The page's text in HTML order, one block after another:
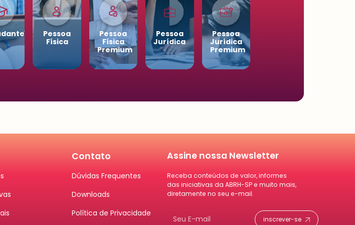
Pessoa
Física
Pessoa
Física
Premium
Pessoa
Jurídica
Pessoa
Jurídica
Premium
Contato
Dúvidas Frequentes
Downloads
Política de Privacidade
Assine nossa Newsletter
Receba conteúdos de valor, informes
das iniciativas da ABRH-SP e muito mais,
diretamente no seu e-mail.
inscrever-se